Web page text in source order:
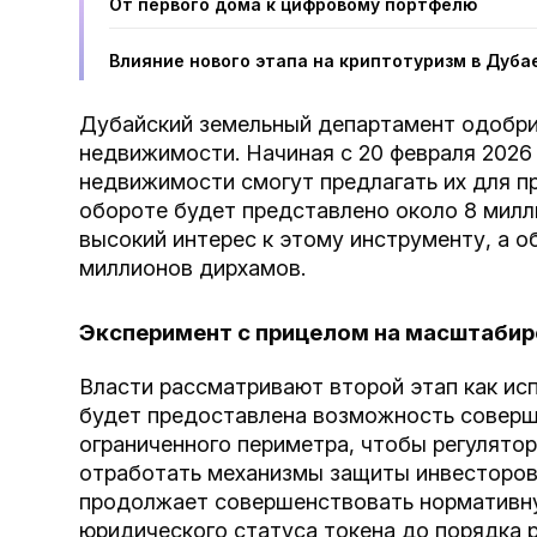
От первого дома к цифровому портфелю
Влияние нового этапа на криптотуризм в
Дубайский земельный департамент
недвижимости. Начиная с 20 февраля
недвижимости смогут предлагать их для
обороте будет представлено около 8
высокий интерес к этому инструменту, а
миллионов дирхамов.
Эксперимент с прицелом на
Власти рассматривают второй этап как
будет предоставлена возможность
ограниченного периметра, чтобы
отработать механизмы защиты
продолжает совершенствовать
юридического статуса токена до порядка